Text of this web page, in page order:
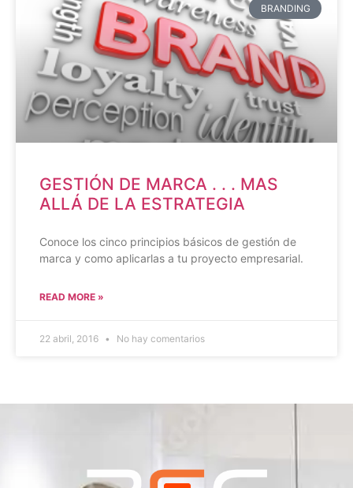
BRANDING
GESTIÓN DE MARCA . . . MAS
ALLÁ DE LA ESTRATEGIA
Conoce los cinco principios básicos de gestión de
marca y como aplicarlas a tu proyecto empresarial.
READ MORE »
22 abril, 2016 No hay comentarios